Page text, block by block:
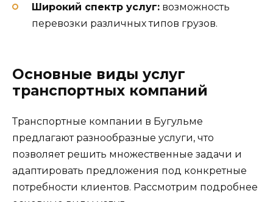
Широкий спектр услуг: возможность
перевозки различных типов грузов.
Основные виды услуг
транспортных компаний
Транспортные компании в Бугульме
предлагают разнообразные услуги, что
позволяет решить множественные задачи и
адаптировать предложения под конкретные
потребности клиентов. Рассмотрим подробнее